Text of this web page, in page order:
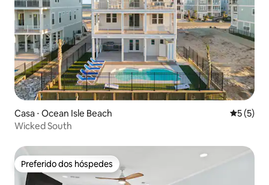
Casa ⋅ Ocean Isle Beach 5 de
5 (5)
Wicked South
Preferido dos hóspedes
Preferido dos hóspedes